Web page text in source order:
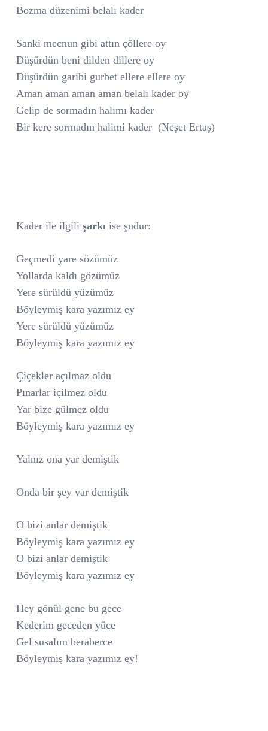
Bozma düzenimi belalı kader
Sanki mecnun gibi attın çöllere oy
Düşürdün beni dilden dillere oy
Düşürdün garibi gurbet ellere ellere oy
Aman aman aman aman belalı kader oy
Gelip de sormadın halımı kader
Bir kere sormadın halimi kader (Neşet Ertaş)
Kader ile ilgili şarkı ise şudur:
Geçmedi yare sözümüz
Yollarda kaldı gözümüz
Yere sürüldü yüzümüz
Böyleymiş kara yazımız ey
Yere sürüldü yüzümüz
Böyleymiş kara yazımız ey
Çiçekler açılmaz oldu
Pınarlar içilmez oldu
Yar bize gülmez oldu
Böyleymiş kara yazımız ey
Yalnız ona yar demiştik
Onda bir şey var demiştik
O bizi anlar demiştik
Böyleymiş kara yazımız ey
O bizi anlar demiştik
Böyleymiş kara yazımız ey
Hey gönül gene bu gece
Kederim geceden yüce
Gel susalım beraberce
Böyleymiş kara yazımız ey!